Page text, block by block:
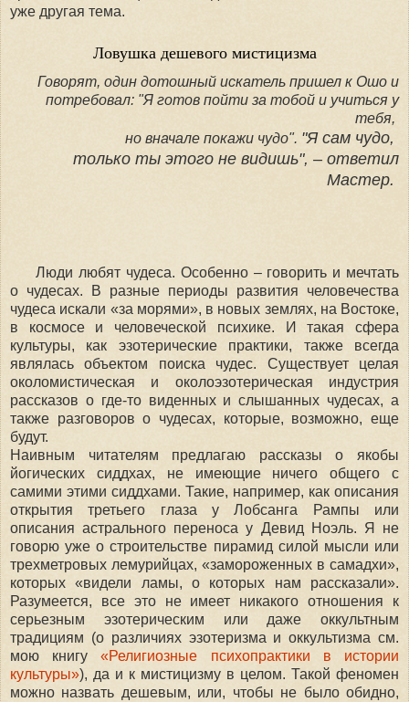
уже другая тема.
Ловушка дешевого мистицизма
Говорят, один дотошный искатель пришел к Ошо и
потребовал: "Я готов пойти за тобой и учиться у
тебя,
но вначале покажи чудо". "Я сам чудо,
только ты этого не видишь", – ответил
Мастер.
Люди любят чудеса. Особенно – говорить и мечтать
о чудесах. В разные периоды развития человечества
чудеса искали «за морями», в новых землях, на Востоке,
в космосе и человеческой психике. И такая сфера
культуры, как эзотерические практики, также всегда
являлась объектом поиска чудес. Существует целая
околомистическая и околоэзотерическая индустрия
рассказов о где-то виденных и слышанных чудесах, а
также разговоров о чудесах, которые, возможно, еще
будут.
Наивным читателям предлагаю рассказы о якобы
йогических сиддхах, не имеющие ничего общего с
самими этими сиддхами. Такие, например, как описания
открытия третьего глаза у Лобсанга Рампы или
описания астрального переноса у Девид Ноэль. Я не
говорю уже о строительстве пирамид силой мысли или
трехметровых лемурийцах, «замороженных в самадхи»,
которых «видели ламы, о которых нам рассказали».
Разумеется, все это не имеет никакого отношения к
серьезным эзотерическим или даже оккультным
традициям (о различиях эзотеризма и оккультизма см.
мою книгу«Религиозные психопрактики в истории
культуры»), да и к мистицизму в целом. Такой феномен
можно назвать дешевым, или, чтобы не было обидно,